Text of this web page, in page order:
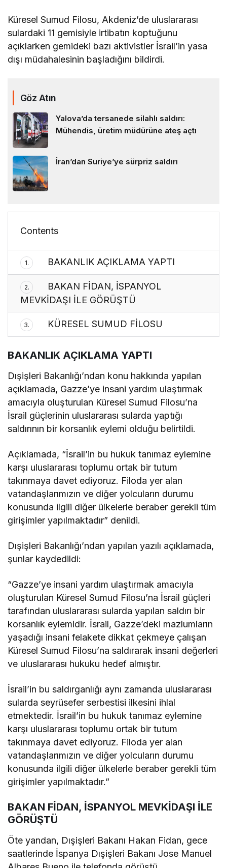
Küresel Sumud Filosu, Akdeniz’de uluslararası
sulardaki 11 gemisiyle irtibatın koptuğunu
açıklarken gemideki bazı aktivistler İsrail’in yasa
dışı müdahalesinin başladığını bildirdi.
Göz Atın
Yalova’da tersanede silahlı saldırı:
Mühendis, üretim müdürüne ateş açtı
İran’dan Suriye’ye sürpriz saldırı
Contents
1. BAKANLIK AÇIKLAMA YAPTI
2.
BAKAN FİDAN, İSPANYOL
MEVKİDAŞI İLE GÖRÜŞTÜ
3. KÜRESEL SUMUD FİLOSU
BAKANLIK AÇIKLAMA YAPTI
Dışişleri Bakanlığı’ndan konu hakkında yapılan
açıklamada, Gazze’ye insani yardım ulaştırmak
amacıyla oluşturulan Küresel Sumud Filosu’na
İsrail güçlerinin uluslararası sularda yaptığı
saldırının bir korsanlık eylemi olduğu belirtildi.
Açıklamada, “İsrail’in bu hukuk tanımaz eylemine
karşı uluslararası toplumu ortak bir tutum
takınmaya davet ediyoruz. Filoda yer alan
vatandaşlarımızın ve diğer yolcuların durumu
konusunda ilgili diğer ülkelerle beraber gerekli tüm
girişimler yapılmaktadır” denildi.
Dışişleri Bakanlığı’ndan yapılan yazılı açıklamada,
şunlar kaydedildi:
“Gazze’ye insani yardım ulaştırmak amacıyla
oluşturulan Küresel Sumud Filosu’na İsrail güçleri
tarafından uluslararası sularda yapılan saldırı bir
korsanlık eylemidir. İsrail, Gazze’deki mazlumların
yaşadığı insani felakete dikkat çekmeye çalışan
Küresel Sumud Filosu’na saldırarak insani değerleri
ve uluslararası hukuku hedef almıştır.
İsrail’in bu saldırganlığı aynı zamanda uluslararası
sularda seyrüsefer serbestisi ilkesini ihlal
etmektedir. İsrail’in bu hukuk tanımaz eylemine
karşı uluslararası toplumu ortak bir tutum
takınmaya davet ediyoruz. Filoda yer alan
vatandaşlarımızın ve diğer yolcuların durumu
konusunda ilgili diğer ülkelerle beraber gerekli tüm
girişimler yapılmaktadır.”
BAKAN FİDAN, İSPANYOL MEVKİDAŞI İLE
GÖRÜŞTÜ
Öte yandan, Dışişleri Bakanı Hakan Fidan, gece
saatlerinde İspanya Dışişleri Bakanı Jose Manuel